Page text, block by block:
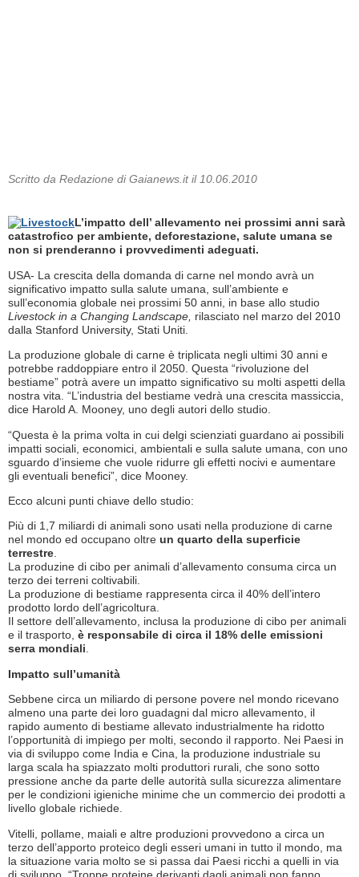
Scritto da Redazione di Gaianews.it il 10.06.2010
L’impatto dell’ allevamento nei prossimi anni sarà
catastrofico per ambiente, deforestazione, salute umana se
non si prenderanno i provvedimenti adeguati.
USA- La crescita della domanda di carne nel mondo avrà un
significativo impatto sulla salute umana, sull’ambiente e
sull’economia globale nei prossimi 50 anni, in base allo studio
Livestock in a Changing Landscape, rilasciato nel marzo del 2010
dalla Stanford University, Stati Uniti.
La produzione globale di carne è triplicata negli ultimi 30 anni e
potrebbe raddoppiare entro il 2050. Questa “rivoluzione del
bestiame” potrà avere un impatto significativo su molti aspetti della
nostra vita. “L’industria del bestiame vedrà una crescita massiccia,
dice Harold A. Mooney, uno degli autori dello studio.
“Questa è la prima volta in cui delgi scienziati guardano ai possibili
impatti sociali, economici, ambientali e sulla salute umana, con uno
sguardo d’insieme che vuole ridurre gli effetti nocivi e aumentare
gli eventuali benefici”, dice Mooney.
Ecco alcuni punti chiave dello studio:
Più di 1,7 miliardi di animali sono usati nella produzione di carne
nel mondo ed occupano oltre un quarto della superficie
terrestre.
La produzine di cibo per animali d’allevamento consuma circa un
terzo dei terreni coltivabili.
La produzione di bestiame rappresenta circa il 40% dell’intero
prodotto lordo dell’agricoltura.
Il settore dell’allevamento, inclusa la produzione di cibo per animali
e il trasporto, è responsabile di circa il 18% delle emissioni
serra mondiali.
Impatto sull’umanità
Sebbene circa un miliardo di persone povere nel mondo ricevano
almeno una parte dei loro guadagni dal micro allevamento, il
rapido aumento di bestiame allevato industrialmente ha ridotto
l’opportunità di impiego per molti, secondo il rapporto. Nei Paesi in
via di sviluppo come India e Cina, la produzione industriale su
larga scala ha spiazzato molti produttori rurali, che sono sotto
pressione anche da parte delle autorità sulla sicurezza alimentare
per le condizioni igieniche minime che un commercio dei prodotti a
livello globale richiede.
Vitelli, pollame, maiali e altre produzioni provvedono a circa un
terzo dell’apporto proteico degli esseri umani in tutto il mondo, ma
la situazione varia molto se si passa dai Paesi ricchi a quelli in via
di sviluppo. “Troppe proteine derivanti dagli animali non fanno